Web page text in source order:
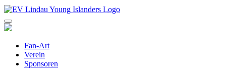
Fan-Art
Verein
Sponsoren